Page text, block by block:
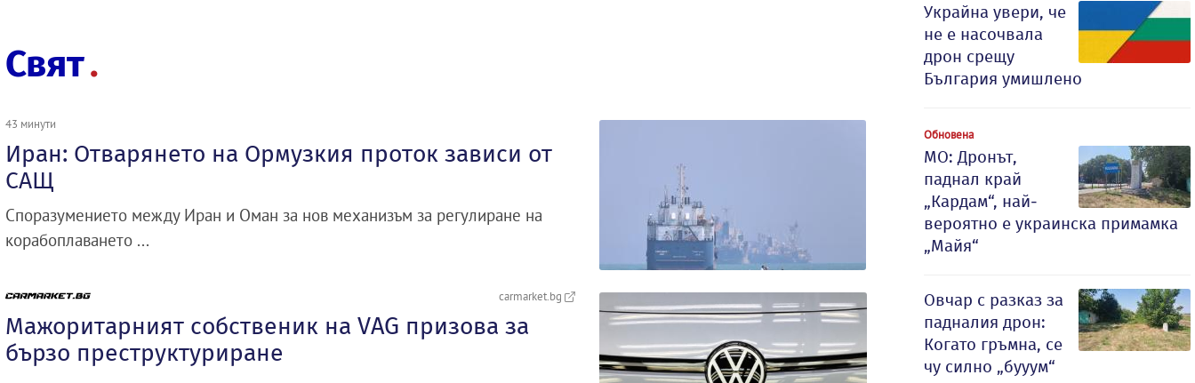
Свят
43 минути
Иран: Отварянето на Ормузкия проток зависи от
САЩ
Споразумението между Иран и Оман за нов механизъм за регулиране на
корабоплаването ...
carmarket.bg
Мажоритарният собственик на VAG призова за
бързо преструктуриране
Украйна увери, че
не е насочвала
дрон срещу
България умишлено
Обновена
МО: Дронът,
паднал край
„Кардам“, най-
вероятно е украинска примамка
„Майя“
Овчар с разказ за
падналия дрон:
Когато гръмна, се
чу силно „бууум“